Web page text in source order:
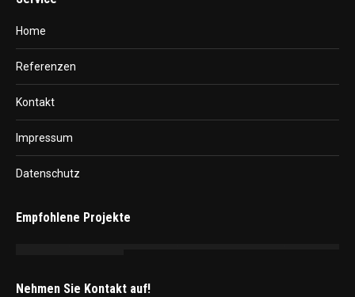
Home
Referenzen
Kontakt
Impressum
Datenschutz
Empfohlene Projekte
Nehmen Sie Kontakt auf!